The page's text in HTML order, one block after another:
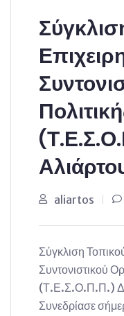
aliartos
Σύγκλιση
Συντονιστικού
(Τ.Ε.Σ.Ο.Π.Π.)
Συνεδρίασε